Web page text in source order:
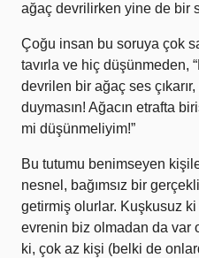
ağaç devrilirken yine de bir
Çoğu insan bu soruya çok
tavırla ve hiç düşünmeden,
devrilen bir ağaç ses
duymasın! Ağacın etrafta
mi düşünmeliyim!”
Bu tutumu benimseyen
nesnel, bağımsız bir
getirmiş olurlar. Kuşkusuz
evrenin biz olmadan da var
ki, çok az kişi (belki de